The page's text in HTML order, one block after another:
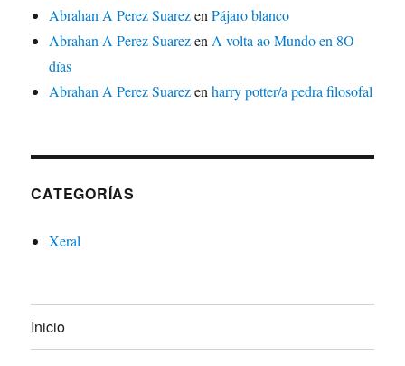
Abrahan A Perez SuarezenPájaro blanco
Abrahan A Perez Suarezen A volta ao Mundo en 8O
días
Abrahan A Perez Suarezenharry potter/a pedra filosofal
CATEGORÍAS
Xeral
Inicio